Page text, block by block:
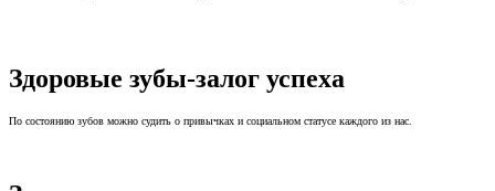
Здоровые зубы-залог успеха
По состоянию зубов можно судить о привычках и социальном статусе каждого из нас.